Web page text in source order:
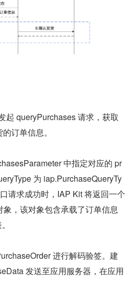
起 queryPurchases 请求，获取
订单信息。
中指定对应的 pr
为 iap.PurchaseQueryTy
请求成功时，IAP Kit 将返回一个
，该对象包含承载了订单信息
进行解码验签。建
发送至应用服务器，在应用